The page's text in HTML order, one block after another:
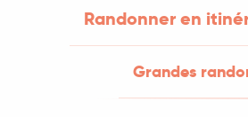
Randonner en
Grandes